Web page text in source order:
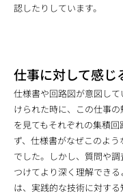
認したりしています。
仕事に対して感じ
仕様書や回路図が意図し
けられた時に、この仕事
を見てもそれぞれの集積
ず、仕様書がなぜこのよ
でした。しかし、質問や
つけてより深く理解でき
は、実践的な技術に対す